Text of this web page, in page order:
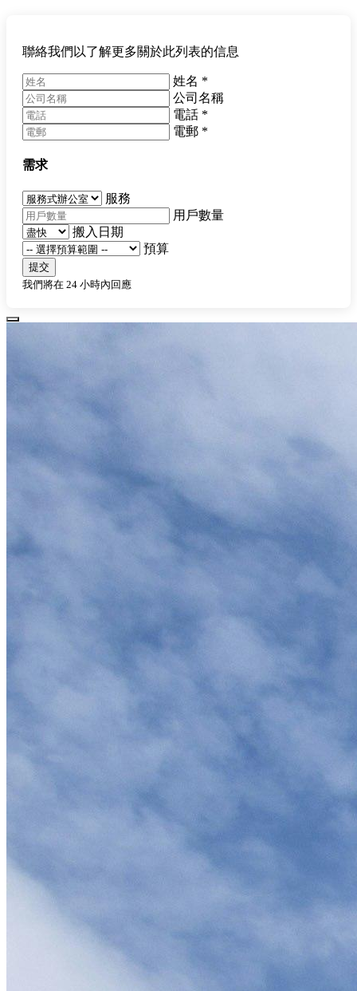
聯絡我們以了解更多關於此列表的信息
姓名 *
公司名稱
電話 *
電郵 *
需求
服務
用戶數量
搬入日期
預算
提交
我們將在 24 小時內回應